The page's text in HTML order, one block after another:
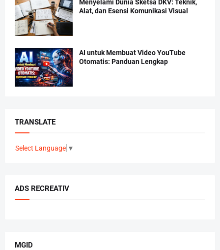
Menyelami Dunia Sketsa DKV: Teknik,
Alat, dan Esensi Komunikasi Visual
AI untuk Membuat Video YouTube
Otomatis: Panduan Lengkap
TRANSLATE
Select Language ▼
ADS RECREATIV
MGID